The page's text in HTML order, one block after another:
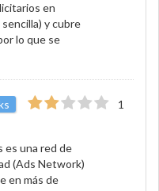
en
y cubre
lo que se
1
es una red de
(Ads Network)
en más de